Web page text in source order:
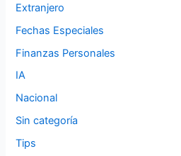
Extranjero
Fechas Especiales
Finanzas Personales
IA
Nacional
Sin categoría
Tips